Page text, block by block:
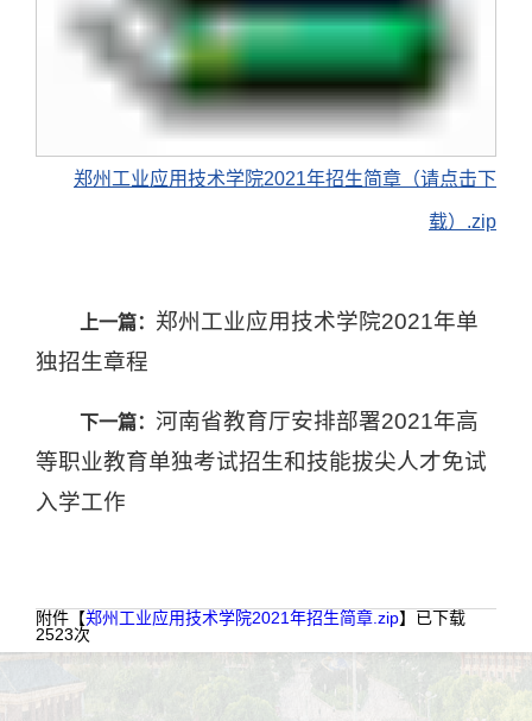
郑州工业应用技术学院2021年招生简章（请点击下
载）.zip
上一篇： 郑州工业应用技术学院2021年单
独招生章程
下一篇：河南省教育厅安排部署2021年高
等职业教育单独考试招生和技能拔尖人才免试
入学工作
附件【郑州工业应用技术学院2021年招生简章.zip】已下载
2523次